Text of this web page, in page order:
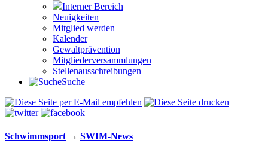
Interner Bereich
Neuigkeiten
Mitglied werden
Kalender
Gewaltprävention
Mitglieder­versammlungen
Stellen­aus­schrei­bungen
Suche
Schwimm­sport → SWIM-News